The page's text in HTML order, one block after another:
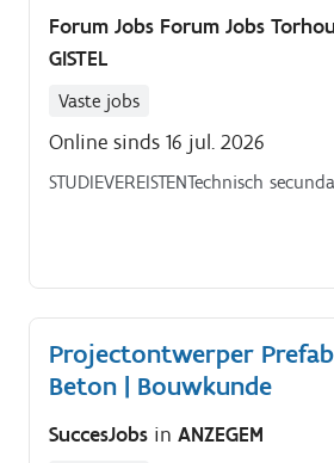
Forum Jobs Forum Jobs
GISTEL
Vaste jobs
Online sinds 16 jul. 2026
STUDIEVEREISTENTechnisch
Projectontwerper Prefab
Beton | Bouwkunde
SuccesJobs in ANZEGEM